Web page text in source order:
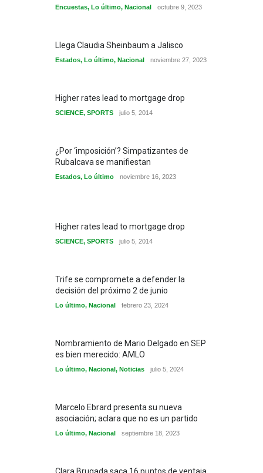
Encuestas, Lo último, Nacional octubre 9, 2023
Llega Claudia Sheinbaum a Jalisco
Estados, Lo último, Nacional noviembre 27, 2023
Higher rates lead to mortgage drop
SCIENCE, SPORTS julio 5, 2014
¿Por ‘imposición’? Simpatizantes de
Rubalcava se manifiestan
Estados, Lo último noviembre 16, 2023
Higher rates lead to mortgage drop
SCIENCE, SPORTS julio 5, 2014
Trife se compromete a defender la
decisión del próximo 2 de junio
Lo último, Nacional febrero 23, 2024
Nombramiento de Mario Delgado en SEP
es bien merecido: AMLO
Lo último, Nacional, Noticias julio 5, 2024
Marcelo Ebrard presenta su nueva
asociación; aclara que no es un partido
Lo último, Nacional septiembre 18, 2023